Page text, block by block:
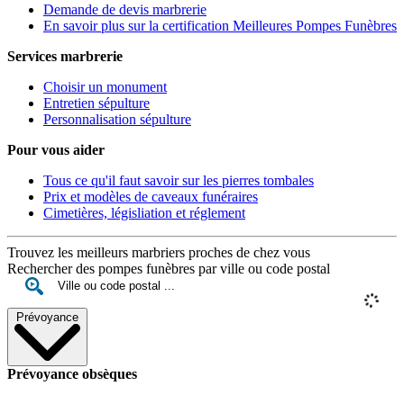
Demande de devis marbrerie
En savoir plus sur la certification Meilleures Pompes Funèbres
Services marbrerie
Choisir un monument
Entretien sépulture
Personnalisation sépulture
Pour vous aider
Tous ce qu'il faut savoir sur les pierres tombales
Prix et modèles de caveaux funéraires
Cimetières, législiation et réglement
Trouvez les meilleurs marbriers proches de chez vous
Rechercher des pompes funèbres par ville ou code postal
Prévoyance
Prévoyance obsèques